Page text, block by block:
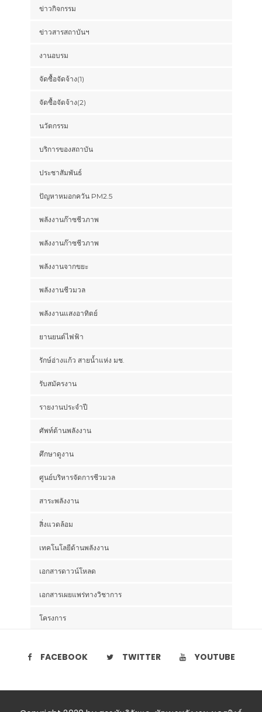
ข่าวกิจกรรม
ข่าวสารสถาบันฯ
งานอบรม
จัดซื้อจัดจ้าง(1)
จัดซื้อจัดจ้าง(2)
นวัตกรรม
บริการของสถาบัน
ประชาสัมพันธ์
ปัญหาหมอกควัน PM2.5
พลังงานก๊าซชีวภาพ
พลังงานก๊าซชีวภาพ
พลังงานจากขยะ
พลังงานชีวมวล
พลังงานแสงอาทิตย์
ยานยนต์ไฟฟ้า
รักษ์อ่างแก้ว สายน้ำแห่ง มช.
รับสมัครงาน
รายงานประจำปี
ศัพท์ด้านพลังงาน
ศึกษาดูงาน
ศูนย์บริหารจัดการชีวมวล
สาระพลังงาน
สิ่งแวดล้อม
เทคโนโลยีด้านพลังงาน
เอกสารดาวน์โหลด
เอกสารเผยแพร่ทางวิชาการ
โครงการ
FACEBOOK TWITTER YOUTUBE